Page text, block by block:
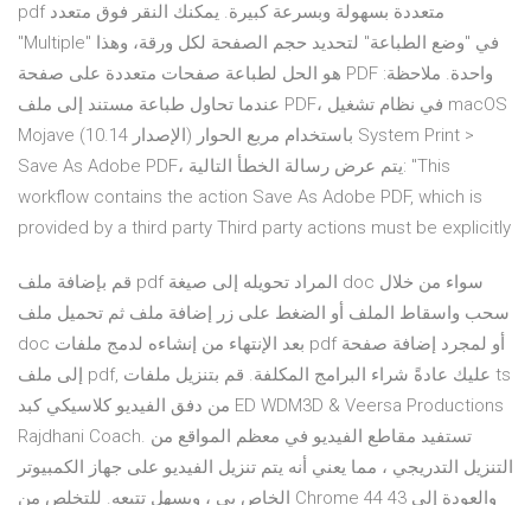
pdf متعددة بسهولة وبسرعة كبيرة. يمكنك النقر فوق متعدد
"Multiple" في "وضع الطباعة" لتحديد حجم الصفحة لكل ورقة، وهذا
هو الحل لطباعة صفحات متعددة على صفحة PDF واحدة. ملاحظة:
عندما تحاول طباعة مستند إلى ملف PDF، في نظام تشغيل macOS
Mojave (الإصدار 10.14) باستخدام مربع الحوار System Print ‏>
Save As Adobe PDF، يتم عرض رسالة الخطأ التالية: "This
workflow contains the action Save As Adobe PDF, which is
provided by a third party Third party actions must be explicitly
قم بإضافة ملف pdf المراد تحويله إلى صيغة doc سواء من خلال
سحب واسقاط الملف أو الضغط على زر إضافة ملف ثم تحميل ملف
doc بعد الإنتهاء من إنشاءه لدمج ملفات pdf أو لمجرد إضافة صفحة
إلى ملف pdf, عليك عادةً شراء البرامج المكلفة. قم بتنزيل ملفات ts
من دفق الفيديو كلاسيكي كبد ED WDM3D & Veersa Productions
Rajdhani Coach. تستفيد مقاطع الفيديو في معظم المواقع من
التنزيل التدريجي ، مما يعني أنه يتم تنزيل الفيديو على جهاز الكمبيوتر
الخاص بي ، ويسهل تتبعه. للتخلص من Chrome 44 والعودة إلى 43